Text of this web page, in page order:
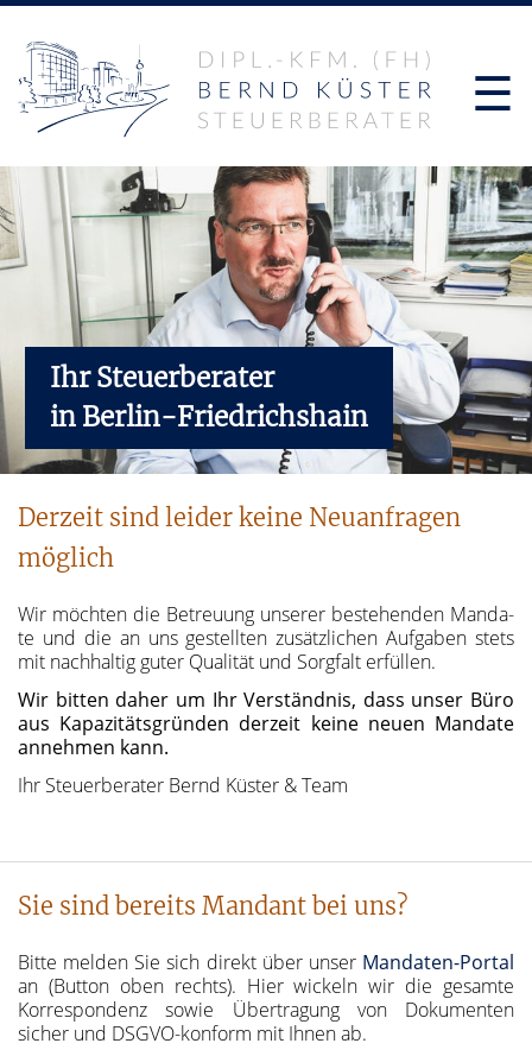
☰
Ihr Steuerberater
in Berlin-Friedrichshain
Derzeit sind leider keine Neuanfragen
möglich
Wir möch­ten die Be­treu­ung un­se­rer be­ste­hen­den Man­da­
te und die an uns ge­stell­ten zu­sätz­li­chen Auf­ga­ben stets
mit nach­hal­tig guter Qua­li­tät und Sorg­falt er­fül­len.
Wir bit­ten daher um Ihr Ver­ständ­nis, dass unser Büro
aus Ka­pa­zi­täts­grün­den derzeit keine neuen Man­da­te
an­neh­men kann.
Ihr Steu­er­be­ra­ter Bernd Küs­ter & Team
Sie sind bereits Mandant bei uns?
Bitte melden Sie sich direkt über unser Mandaten-Portal
an (Button oben rechts). Hier wickeln wir die gesamte
Korrespondenz sowie Übertragung von Dokumenten
sicher und DSGVO-konform mit Ihnen ab.